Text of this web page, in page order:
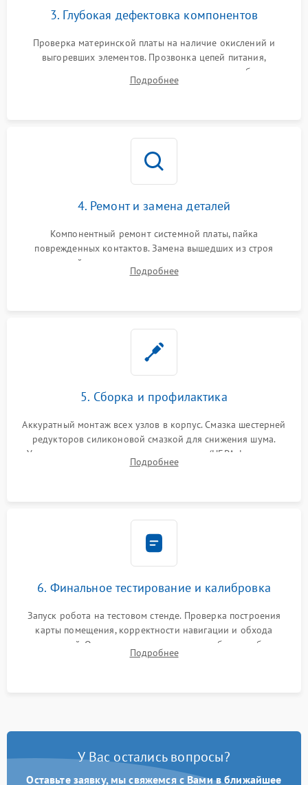
3. Глубокая дефектовка компонентов
Проверка материнской платы на наличие окислений и
выгоревших элементов. Прозвонка цепей питания,
тестирование приводных моторов колес и турбины
всасывания. Оценка состояния оптических и инфракрасных
Подробнее
4. Ремонт и замена деталей
Компонентный ремонт системной платы, пайка
поврежденных контактов. Замена вышедших из строя
двигателей, изношенного аккумулятора, неисправного
лидара или помпы подачи воды. Восстановление шлейфов и
Подробнее
5. Сборка и профилактика
Аккуратный монтаж всех узлов в корпус. Смазка шестерней
редукторов силиконовой смазкой для снижения шума.
Установка новых расходных материалов (HEPA-фильтров,
микрофибры, щеток). Надежная фиксация разъемов и
Подробнее
6. Финальное тестирование и калибровка
Запуск робота на тестовом стенде. Проверка построения
карты помещения, корректности навигации и обхода
препятствий. Оценка силы всасывания и работы турбины.
Тестирование автоматического возврата на док-станцию и
Подробнее
У Вас остались вопросы?
Оставьте заявку, мы свяжемся с Вами в ближайшее